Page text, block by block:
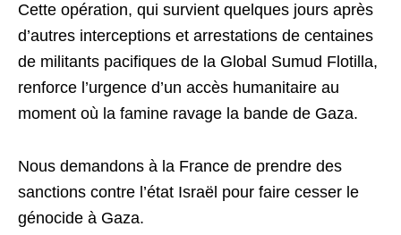
Cette opération, qui survient quelques jours après
d’autres interceptions et arrestations de centaines
de militants pacifiques de la Global Sumud Flotilla,
renforce l’urgence d’un accès humanitaire au
moment où la famine ravage la bande de Gaza.
Nous demandons à la France de prendre des
sanctions contre l’état Israël pour faire cesser le
génocide à Gaza.